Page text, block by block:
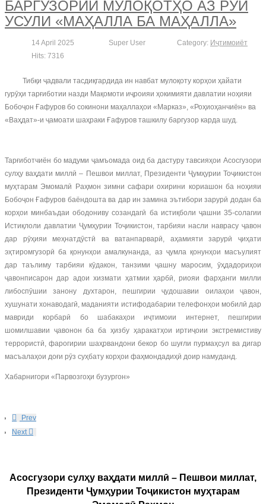
БАРГУЗОРИИ МУЛОҚОТҲО АЗ РӮИ
УСУЛИ «МАҲАЛЛА БА МАҲАЛЛА»
14 April 2025 Super User Category: Иҷтимоиёт
Hits: 7316
Тибқи ҷадвали тасдиқгардида ин навбат мулоқоту корҳои ҳайати
гурӯҳи тарғиботии назди Мақомоти иҷроияи ҳокимияти давлатии ноҳияи
Бобоҷон Ғафуров бо сокинони маҳаллаҳои «Марказ», «Роҳиоҳанчиён» ва
«Ваҳдат»-и ҷамоати шаҳраки Ғафуров ташкилу баргузор карда шуд.
Тарғиботчиён бо мадуми ҷамъомада оид ба дастуру тавсияҳои Асосгузори
сулҳу ваҳдати миллӣ – Пешвои миллат, Президенти Ҷумҳурии Тоҷикистон
муҳтарам Эмомалӣ Раҳмон зимни сафари охирини кориашон ба ноҳияи
Бобоҷон Ғафуров баёндошта ва дар ин замина эътибори зарурӣ додан ба
корҳои минбаъдаи ободониву созандагӣ ба истиқболи ҷашни 35-солагии
Истиқлоли давлатии Ҷумҳурии Тоҷикистон, тарбияи насли наврасу ҷавон
дар рӯҳияи меҳнатдӯстӣ ва ватанпарварӣ, аҳамияти зарурӣ ҷиҳати
эҳтиромгузорӣ ба қонунҳои амалкунанда, аз ҷумла қонунҳои масъулият
дар таълиму тарбияи кӯдакон, танзими ҷашну маросим, ӯҳдадориҳои
ҷавонписарон дар адои хизмати ҳатмии ҳарбӣ, риояи фарҳанги милли
либоспӯшии занону духтарон, пешгирии ҷудошавии оилаҳои ҷавон,
хушунати хонаводагӣ, маданияти истифодабарии телефонҳои мобилӣ дар
мавриди корбарӣ бо шабакаҳои иҷтимоии интернет, пешгирии
шомилшавии ҷавонон ба ба ҳизбу ҳаракатҳои иртиҷоии экстремистиву
террористӣ, фарогирии шаҳрвандони бекор бо шуғли пурмаҳсул ва дигар
масъалаҳои доғи рӯз суҳбату корҳои фаҳмондадиҳӣ доир намуданд.
Хабарнигори «Парвозгоҳи бузургон»
Prev
Next
Асосгузори сулҳу ваҳдати миллӣ – Пешвои миллат,
Президенти Ҷумҳурии Тоҷикистон муҳтарам